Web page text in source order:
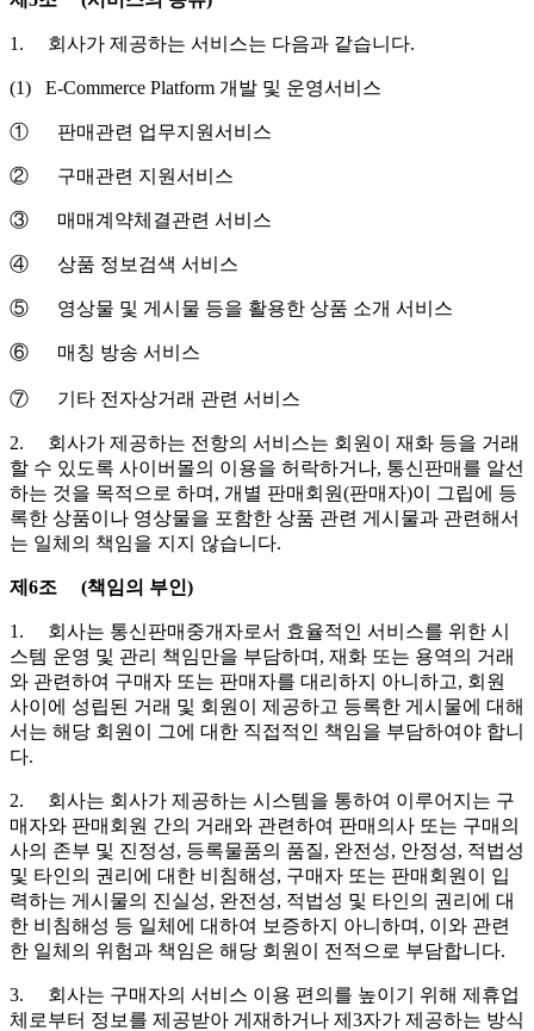
1. 회사가 제공하는 서비스는 다음과 같습니다.
(1) E-Commerce Platform 개발 및 운영서비스
① 판매관련 업무지원서비스
② 구매관련 지원서비스
③ 매매계약체결관련 서비스
④ 상품 정보검색 서비스
⑤ 영상물 및 게시물 등을 활용한 상품 소개 서비스
⑥ 매칭 방송 서비스
⑦ 기타 전자상거래 관련 서비스
2. 회사가 제공하는 전항의 서비스는 회원이 재화 등을 거래
할 수 있도록 사이버몰의 이용을 허락하거나, 통신판매를 알선
하는 것을 목적으로 하며, 개별 판매회원(판매자)이 그립에 등
록한 상품이나 영상물을 포함한 상품 관련 게시물과 관련해서
는 일체의 책임을 지지 않습니다.
제6조 (책임의 부인)
1. 회사는 통신판매중개자로서 효율적인 서비스를 위한 시
스템 운영 및 관리 책임만을 부담하며, 재화 또는 용역의 거래
와 관련하여 구매자 또는 판매자를 대리하지 아니하고, 회원
사이에 성립된 거래 및 회원이 제공하고 등록한 게시물에 대해
서는 해당 회원이 그에 대한 직접적인 책임을 부담하여야 합니
다.
2. 회사는 회사가 제공하는 시스템을 통하여 이루어지는 구
매자와 판매회원 간의 거래와 관련하여 판매의사 또는 구매의
사의 존부 및 진정성, 등록물품의 품질, 완전성, 안정성, 적법성
및 타인의 권리에 대한 비침해성, 구매자 또는 판매회원이 입
력하는 게시물의 진실성, 완전성, 적법성 및 타인의 권리에 대
한 비침해성 등 일체에 대하여 보증하지 아니하며, 이와 관련
한 일체의 위험과 책임은 해당 회원이 전적으로 부담합니다.
3. 회사는 구매자의 서비스 이용 편의를 높이기 위해 제휴업
체로부터 정보를 제공받아 게재하거나 제3자가 제공하는 방식